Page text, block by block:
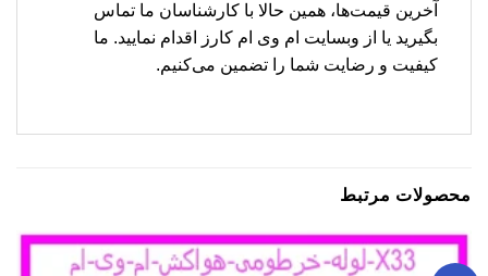
آخرین قیمت‌ها، همین حالا با کارشناسان ما تماس
بگیرید یا از وبسایت ام وی ام کارز اقدام نمایید. ما
کیفیت و رضایت شما را تضمین می‌کنیم.
محصولات مرتبط